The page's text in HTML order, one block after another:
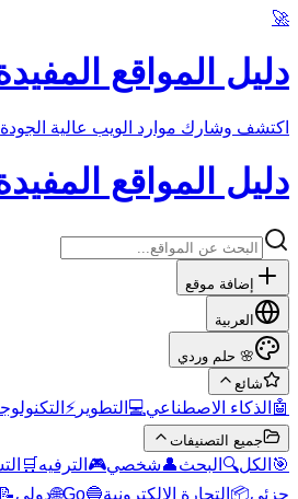
🚀
دليل المواقع
اكتشف وشارك موارد الويب عالية الجودة
دليل المواقع
إضافة موقع
العربية
🌸 حلم وردي
شائع
🤖 الذكاء الاصطناعي💻 التطوير ⚡
جميع التصنيفات
🎯 الكل🔍 البحث👤شخصي🎮 الترفيه 🛒
جزئي📦 التجارة الإلكترونية🔵
Go
🌐دولي📝